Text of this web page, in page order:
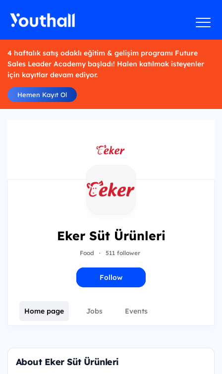
4 haftalık satış odaklı eğitim & gelişim programı Future
Sales Leader Academy başladı! Halen katılmak isteyenler
için kayıtlar devam ediyor.
Hemen Kayıt Ol
Eker Süt Ürünleri
Food · 511 follower
Follow
Home page Jobs Events
About Eker Süt Ürünleri